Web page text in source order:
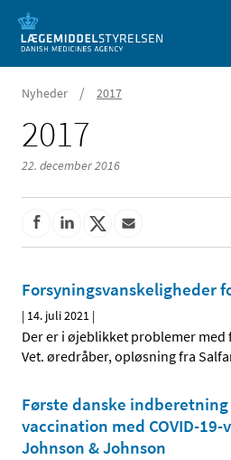
Nyheder / 2017
2017
22. december 2016
Forsyningsvanskeligheder
| 14. juli 2021 |
Der er i øjeblikket problemer med
Vet. øredråber, opløsning fra
Første danske indberetning
vaccination med COVID-19-
Johnson & Johnson